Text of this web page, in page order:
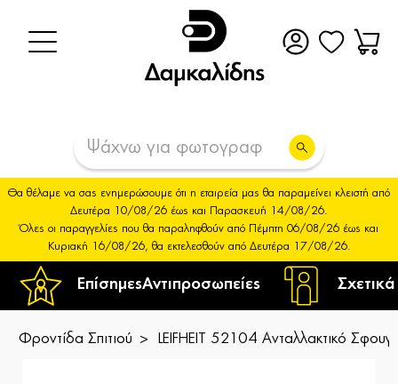
ΕπίσημεςΑντιπροσωπείες
Θα θέλαμε να σας ενημερώσουμε ότι η εταιρεία μας θα παραμείνει κλειστή από
Δευτέρα 10/08/26 έως και Παρασκευή 14/08/26.
Όλες οι παραγγελίες που θα παραληφθούν από Πέμπτη 06/08/26 έως και
Κυριακή 16/08/26, θα εκτελεσθούν από Δευτέρα 17/08/26.
Φροντίδα Σπιτιού LEIFHEIT 52104 Ανταλλακτικό